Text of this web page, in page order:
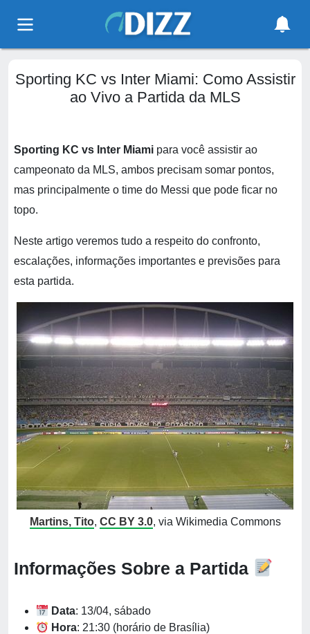
Sporting KC vs Inter Miami: Como Assistir
ao Vivo a Partida da MLS
Sporting KC vs Inter Miami para você assistir ao
campeonato da MLS, ambos precisam somar pontos,
mas principalmente o time do Messi que pode ficar no
topo.
Neste artigo veremos tudo a respeito do confronto,
escalações, informações importantes e previsões para
esta partida.
Martins, Tito, CC BY 3.0, via Wikimedia Commons
Informações Sobre a Partida
Data: 13/04, sábado
Hora: 21:30 (horário de Brasília)